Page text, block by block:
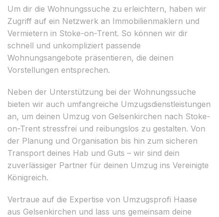
Um dir die Wohnungssuche zu erleichtern, haben wir
Zugriff auf ein Netzwerk an Immobilienmaklern und
Vermietern in Stoke-on-Trent. So können wir dir
schnell und unkompliziert passende
Wohnungsangebote präsentieren, die deinen
Vorstellungen entsprechen.
Neben der Unterstützung bei der Wohnungssuche
bieten wir auch umfangreiche Umzugsdienstleistungen
an, um deinen Umzug von Gelsenkirchen nach Stoke-
on-Trent stressfrei und reibungslos zu gestalten. Von
der Planung und Organisation bis hin zum sicheren
Transport deines Hab und Guts – wir sind dein
zuverlässiger Partner für deinen Umzug ins Vereinigte
Königreich.
Vertraue auf die Expertise von Umzugsprofi Haase
aus Gelsenkirchen und lass uns gemeinsam deine